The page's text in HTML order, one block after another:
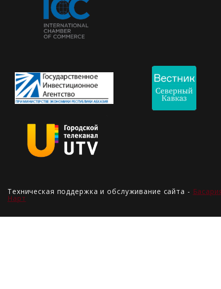
Техническая поддержка и обслуживание сайта -
Нарт